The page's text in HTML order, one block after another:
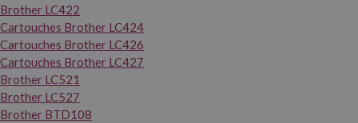
Brother LC422
Cartouches Brother LC424
Cartouches Brother LC426
Cartouches Brother LC427
Brother LC521
Brother LC527
Brother BTD108